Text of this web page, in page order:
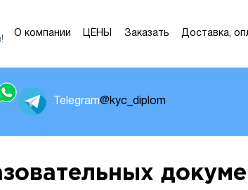
О компании ЦЕНЫ Заказать Доставка,
Telegram@kyc_diplom